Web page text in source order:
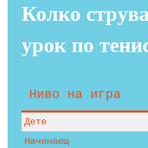
Колко
урок по
Ниво на игра
Дете
Начинаещ